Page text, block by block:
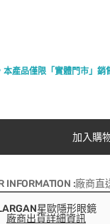
產品僅限「實體門市」銷
加入購
INFORMATION :廠商直
星歐隱形眼鏡
廠商出貨詳細資訊